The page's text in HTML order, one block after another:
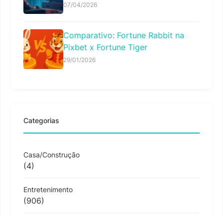
07/04/2026
Comparativo: Fortune Rabbit na
Pixbet x Fortune Tiger
29/01/2026
Categorias
Casa/Construção
(4)
Entretenimento
(906)